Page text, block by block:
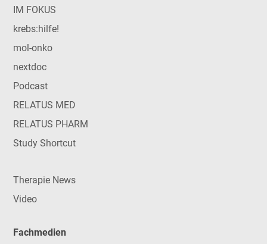
IM FOKUS
krebs:hilfe!
mol-onko
nextdoc
Podcast
RELATUS MED
RELATUS PHARM
Study Shortcut
Therapie News
Video
Fachmedien